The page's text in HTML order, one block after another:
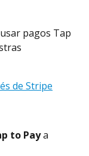
pagos Tap
de Stripe
to Pay a